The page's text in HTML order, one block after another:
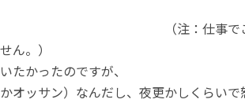
事でこんな時間
ん。）
たかったのですが、
オッサン）なんだし、夜更かしくらい